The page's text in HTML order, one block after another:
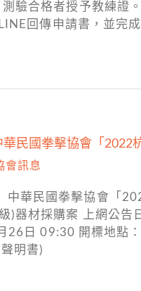
驗合格者授予教練證
回傳申請書，並完
華民國拳擊協會「
會訊息
中華民國拳擊協會「
)器材採購案 上網公
26日 09:30 開標地點
明書)